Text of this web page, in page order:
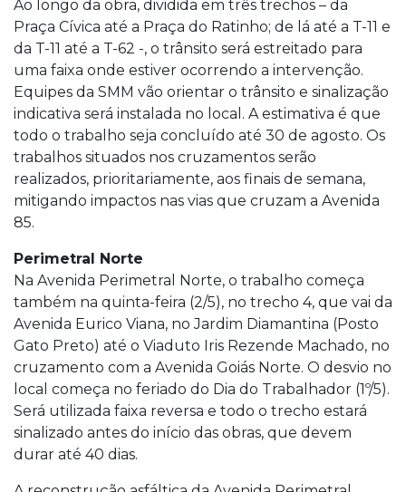
Ao longo da obra, dividida em três trechos – da
Praça Cívica até a Praça do Ratinho; de lá até a T-11 e
da T-11 até a T-62 -, o trânsito será estreitado para
uma faixa onde estiver ocorrendo a intervenção.
Equipes da SMM vão orientar o trânsito e sinalização
indicativa será instalada no local. A estimativa é que
todo o trabalho seja concluído até 30 de agosto. Os
trabalhos situados nos cruzamentos serão
realizados, prioritariamente, aos finais de semana,
mitigando impactos nas vias que cruzam a Avenida
85.
Perimetral Norte
Na Avenida Perimetral Norte, o trabalho começa
também na quinta-feira (2/5), no trecho 4, que vai da
Avenida Eurico Viana, no Jardim Diamantina (Posto
Gato Preto) até o Viaduto Iris Rezende Machado, no
cruzamento com a Avenida Goiás Norte. O desvio no
local começa no feriado do Dia do Trabalhador (1º/5).
Será utilizada faixa reversa e todo o trecho estará
sinalizado antes do início das obras, que devem
durar até 40 dias.